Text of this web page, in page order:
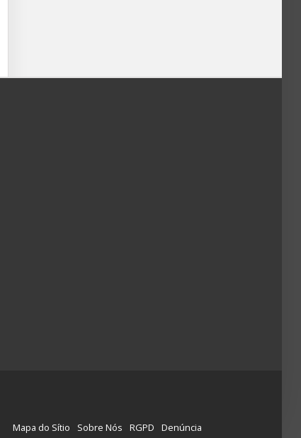
Mapa do Sítio Sobre Nós RGPD Denúncia